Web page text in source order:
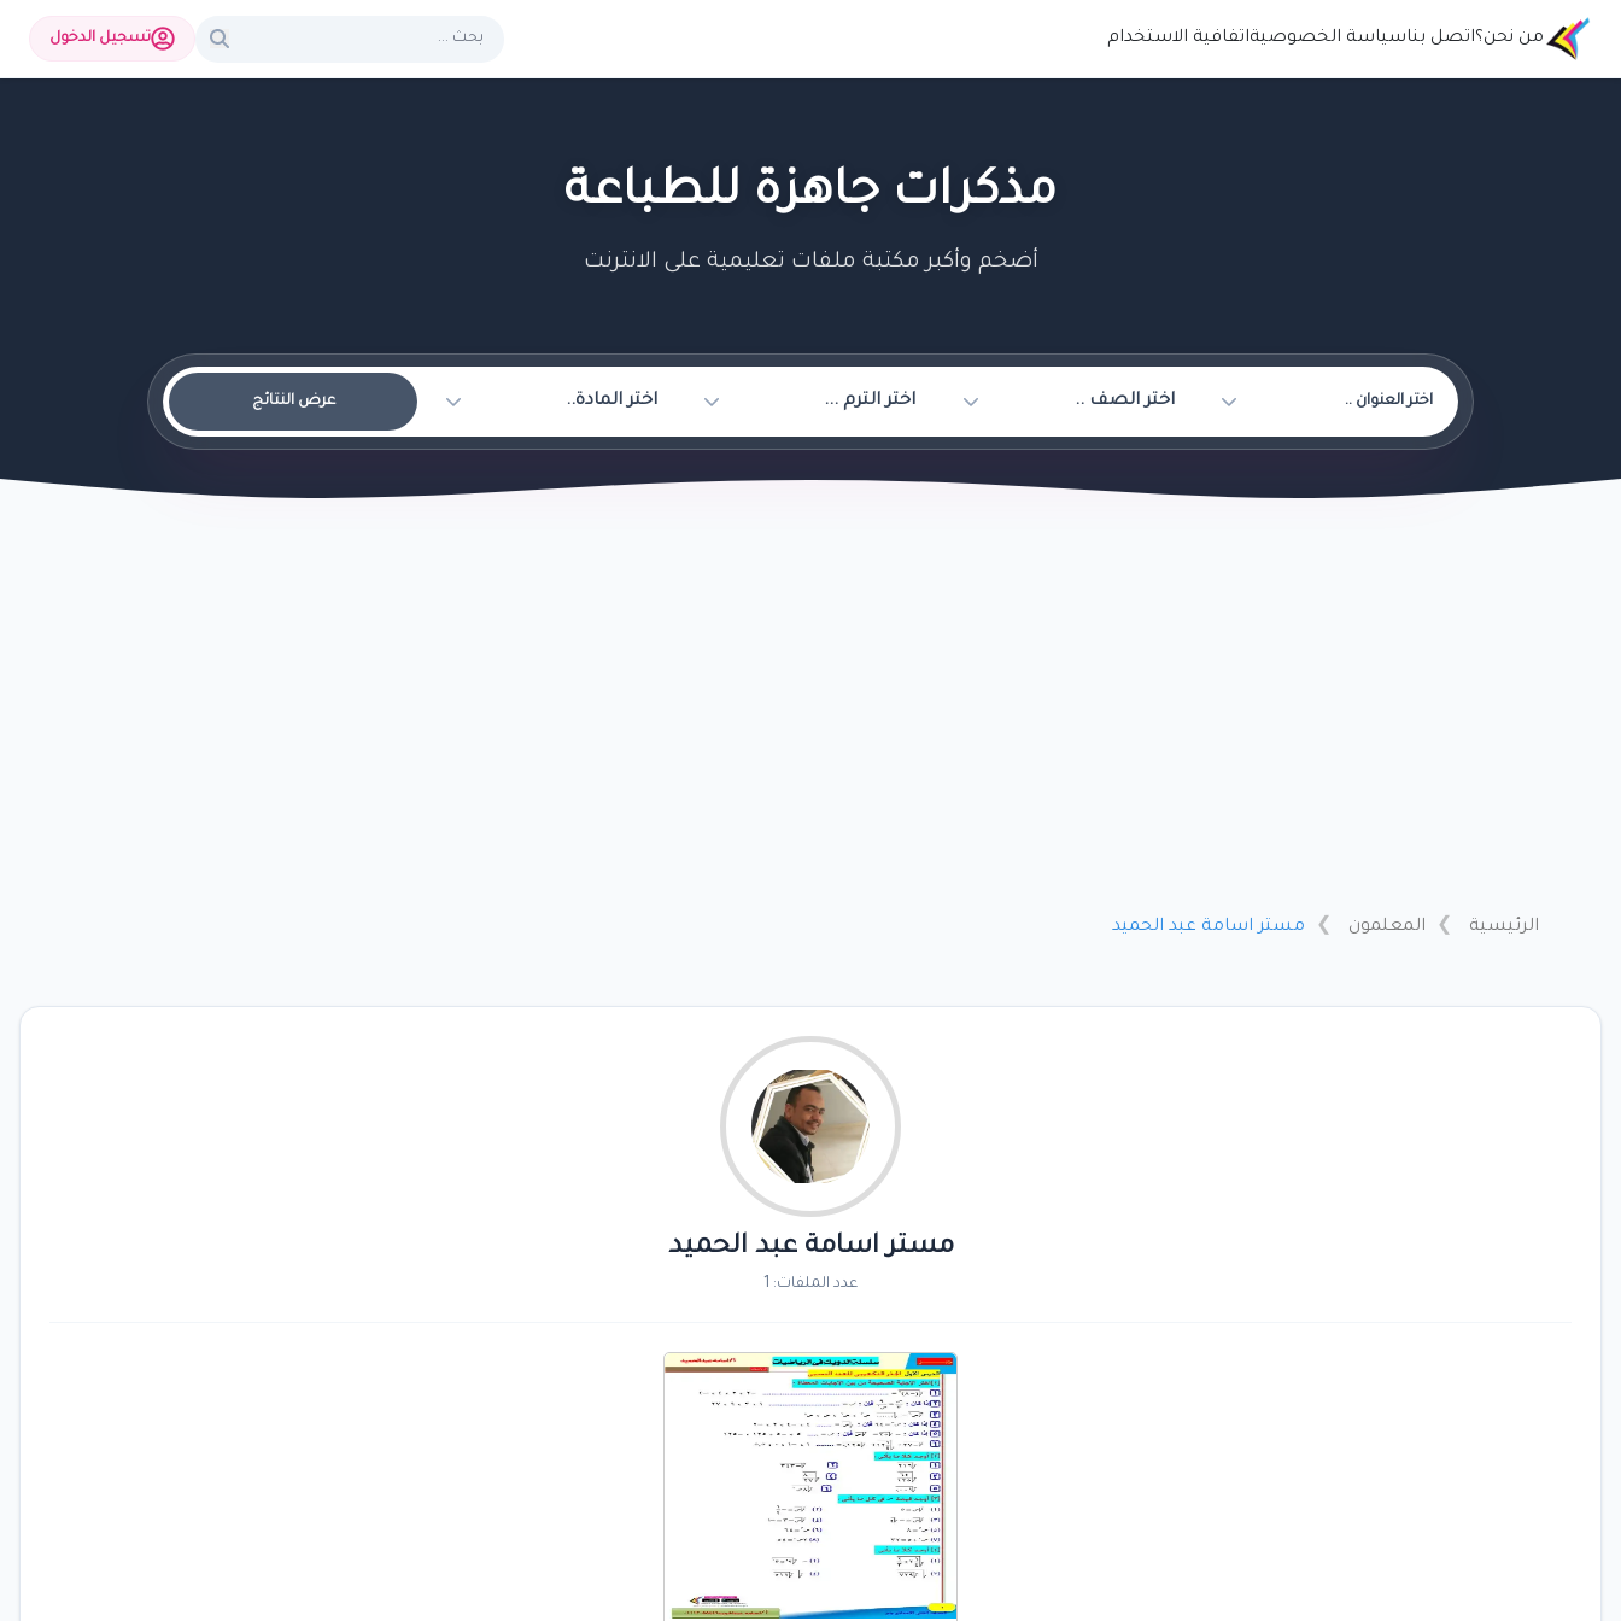
من نحن؟اتصل بناسياسة الخصوصيةاتفافية الاستخدام تسجيل الدخول
مذكرات جاهزة للطباعة
أضخم وأكبر مكتبة ملفات تعليمية على الانترنت
عرض النتائج
الرئيسية المعلمون مستر اسامة عبد الحميد
مستر اسامة عبد الحميد
عدد الملفات: 1